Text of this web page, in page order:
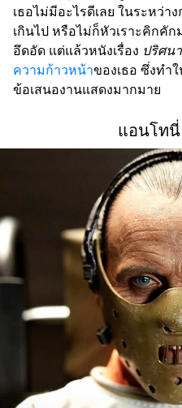
เธอไม่มีอะไรดีเลย ในระหว่า
เกินไป หรือไม่ก็หัวเราะคิกคั
อึดอัด แต่แล้วหนังเรื่อง ปริศน
ความก้าวหน้าของเธอ ซึ่งทำ
ข้อเสนองานแสดงมากมาย
แอนโท